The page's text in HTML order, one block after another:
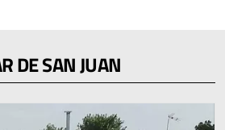
DE SAN JUAN